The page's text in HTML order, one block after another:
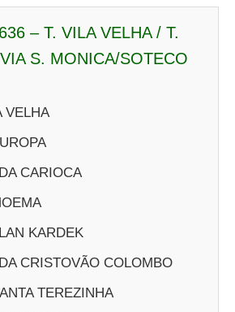
– T. VILA VELHA / T.
S. MONICA/SOTECO
VELHA
CARIOCA
KARDEK
CRISTOVÃO COLOMBO
TEREZINHA